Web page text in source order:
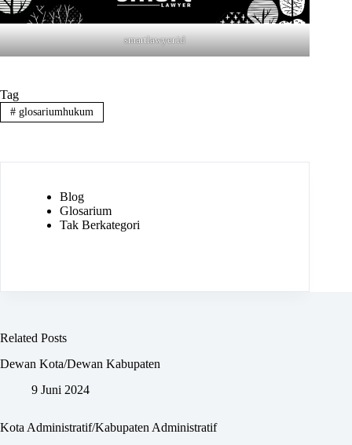
smartlawyer.id
Tag
#glosariumhukum
Blog
Glosarium
Tak Berkategori
Related Posts
Dewan Kota/Dewan Kabupaten
9 Juni 2024
Kota Administratif/Kabupaten Administratif